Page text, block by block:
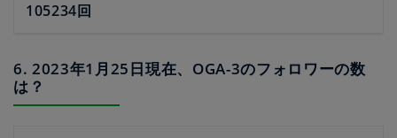
105234回
6. 2023年1月25日現在、OGA-3のフォロワーの数
は？